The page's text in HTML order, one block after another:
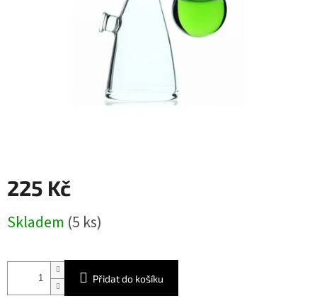
225 Kč
cena:
Skladem (5 ks)
Přidat do košíku